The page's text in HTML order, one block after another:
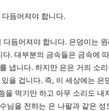
듬어져야 합니다.
듬어져야 합니다. 은덩이는
. 대부분의 금속들은 금속에
냅니다. 하지만 은은 거의 소
을 겁니다. 즉, 이 세상에는 은
을 먹기만 하고 아무 소리도 내
님을 전하는 은 나팔과 같은 성